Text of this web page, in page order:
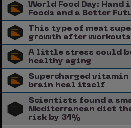
World Food Day: Hand
Foods and a Better
This type of meat
growth after workouts
A little stress could
healthy aging
Supercharged
brain heal itself
Scientists found a
Mediterranean diet
risk by 31%